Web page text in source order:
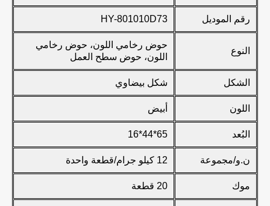
رقم الموديل HY-801010D73
النوع
حوض رخامي اللون، حوض رخامي
اللون، حوض سطح العمل
الشكل شكل بيضاوي
اللون أبيض
البُعد 65*44*16
ن.و/مجموعة 12 كيلو جرام/قطعة واحدة
موك 20 قطعة